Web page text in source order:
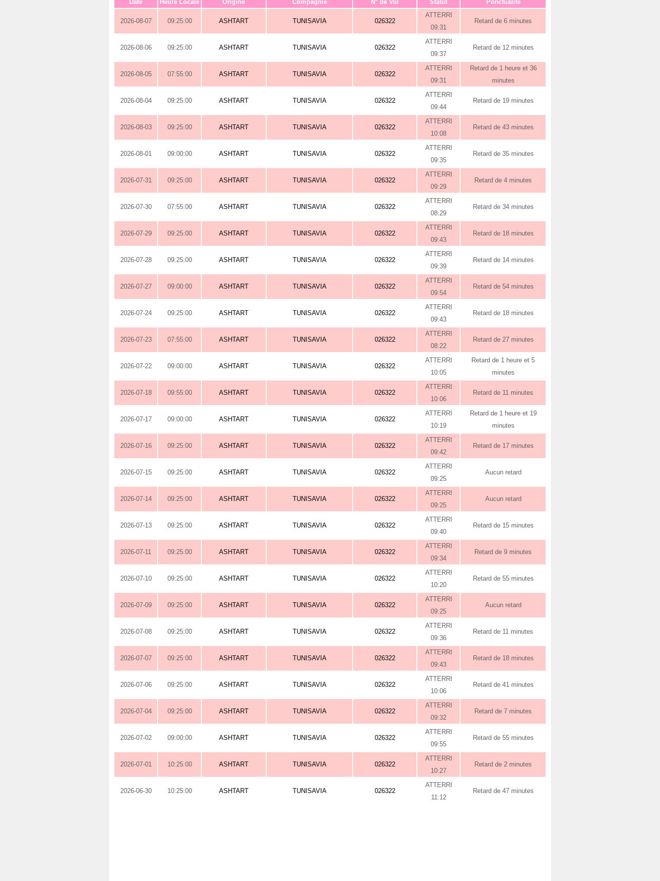
Date Heure Locale Origine Compagnie N° de Vol Statut Ponctualité
2026-08-07 09:25:00 ASHTART TUNISAVIA 026322
ATTERRI
09:31
Retard de 6 minutes
2026-08-06 09:25:00 ASHTART TUNISAVIA 026322
ATTERRI
09:37
Retard de 12 minutes
2026-08-05 07:55:00 ASHTART TUNISAVIA 026322
ATTERRI
09:31
Retard de 1 heure et 36
minutes
2026-08-04 09:25:00 ASHTART TUNISAVIA 026322
ATTERRI
09:44
Retard de 19 minutes
2026-08-03 09:25:00 ASHTART TUNISAVIA 026322
ATTERRI
10:08
Retard de 43 minutes
2026-08-01 09:00:00 ASHTART TUNISAVIA 026322
ATTERRI
09:35
Retard de 35 minutes
2026-07-31 09:25:00 ASHTART TUNISAVIA 026322
ATTERRI
09:29
Retard de 4 minutes
2026-07-30 07:55:00 ASHTART TUNISAVIA 026322
ATTERRI
08:29
Retard de 34 minutes
2026-07-29 09:25:00 ASHTART TUNISAVIA 026322
ATTERRI
09:43
Retard de 18 minutes
2026-07-28 09:25:00 ASHTART TUNISAVIA 026322
ATTERRI
09:39
Retard de 14 minutes
2026-07-27 09:00:00 ASHTART TUNISAVIA 026322
ATTERRI
09:54
Retard de 54 minutes
2026-07-24 09:25:00 ASHTART TUNISAVIA 026322
ATTERRI
09:43
Retard de 18 minutes
2026-07-23 07:55:00 ASHTART TUNISAVIA 026322
ATTERRI
08:22
Retard de 27 minutes
2026-07-22 09:00:00 ASHTART TUNISAVIA 026322
ATTERRI
10:05
Retard de 1 heure et 5
minutes
2026-07-18 09:55:00 ASHTART TUNISAVIA 026322
ATTERRI
10:06
Retard de 11 minutes
2026-07-17 09:00:00 ASHTART TUNISAVIA 026322
ATTERRI
10:19
Retard de 1 heure et 19
minutes
2026-07-16 09:25:00 ASHTART TUNISAVIA 026322
ATTERRI
09:42
Retard de 17 minutes
2026-07-15 09:25:00 ASHTART TUNISAVIA 026322
ATTERRI
09:25
Aucun retard
2026-07-14 09:25:00 ASHTART TUNISAVIA 026322
ATTERRI
09:25
Aucun retard
2026-07-13 09:25:00 ASHTART TUNISAVIA 026322
ATTERRI
09:40
Retard de 15 minutes
2026-07-11 09:25:00 ASHTART TUNISAVIA 026322
ATTERRI
09:34
Retard de 9 minutes
2026-07-10 09:25:00 ASHTART TUNISAVIA 026322
ATTERRI
10:20
Retard de 55 minutes
2026-07-09 09:25:00 ASHTART TUNISAVIA 026322
ATTERRI
09:25
Aucun retard
2026-07-08 09:25:00 ASHTART TUNISAVIA 026322
ATTERRI
09:36
Retard de 11 minutes
2026-07-07 09:25:00 ASHTART TUNISAVIA 026322
ATTERRI
09:43
Retard de 18 minutes
2026-07-06 09:25:00 ASHTART TUNISAVIA 026322
ATTERRI
10:06
Retard de 41 minutes
2026-07-04 09:25:00 ASHTART TUNISAVIA 026322
ATTERRI
09:32
Retard de 7 minutes
2026-07-02 09:00:00 ASHTART TUNISAVIA 026322
ATTERRI
09:55
Retard de 55 minutes
2026-07-01 10:25:00 ASHTART TUNISAVIA 026322
ATTERRI
10:27
Retard de 2 minutes
2026-06-30 10:25:00 ASHTART TUNISAVIA 026322
ATTERRI
11:12
Retard de 47 minutes